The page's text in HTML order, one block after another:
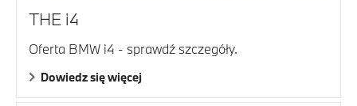
THE i4
Oferta BMW i4 - sprawdź szczegóły.
Dowiedz się więcej